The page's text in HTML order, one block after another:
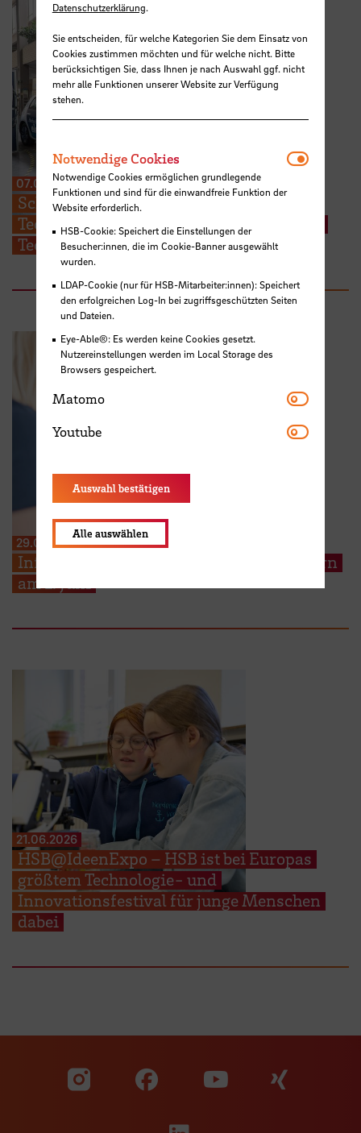
07.07.2026
Schüler des Beruflichen Gymnasiums
Technik besuchen Fakultät für Natur und
Technik
29.06.2026
Infoveranstaltung: Studieninfos für Eltern
am 1. Juni
21.06.2026
HSB@IdeenExpo – HSB ist bei Europas
größtem Technologie- und
Innovationsfestival für junge Menschen
dabei
Zu unserer Facebook
Zu
Datenschutzerklärung.
Sie entscheiden, für welche Kategorien Sie dem Einsatz von
Cookies zustimmen möchten und für welche nicht. Bitte
berücksichtigen Sie, dass Ihnen je nach Auswahl ggf. nicht
mehr alle Funktionen unserer Website zur Verfügung
stehen.
Notwendige Cookies
Notwendige Cookies ermöglichen grundlegende
Funktionen und sind für die einwandfreie Funktion der
Website erforderlich.
HSB-Cookie: Speichert die Einstellungen der
Besucher:innen, die im Cookie-Banner ausgewählt
wurden.
LDAP-Cookie (nur für HSB-Mitarbeiter:innen): Speichert
den erfolgreichen Log-In bei zugriffsgeschützten Seiten
und Dateien.
Eye-Able®: Es werden keine Cookies gesetzt.
Nutzereinstellungen werden im Local Storage des
Browsers gespeichert.
Matomo Matomo
Youtube Youtube
Auswahl bestätigen
Alle auswählen